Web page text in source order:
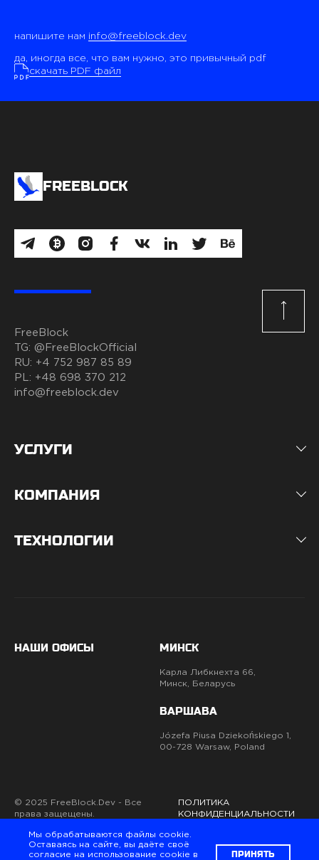
Вы
напишите нам info@freeblock.dev
да, иногда все, что вам нужно, это привычный pdf
скачать PDF файл
Мы обрабатываются файлы cookie.
Оставаясь на сайте, вы даёте своё
согласие на использование cookie в
ПРИНЯТЬ
FREEBLOCK
FreeBlock
TG: @FreeBlockOfficial
RU: +4 752 987 85 89
PL: +48 698 370 212
info@freeblock.dev
УСЛУГИ
КОМПАНИЯ
ТЕХНОЛОГИИ
НАШИ ОФИСЫ МИНСК
Карла Либкнехта 66,
Минск, Беларусь
ВАРШАВА
Józefa Piusa Dziekońskiego 1,
00-728 Warsaw, Poland
© 2025 FreeBlock.Dev - Все
права защещены.
ПОЛИТИКА
КОНФИДЕНЦИАЛЬНОСТИ